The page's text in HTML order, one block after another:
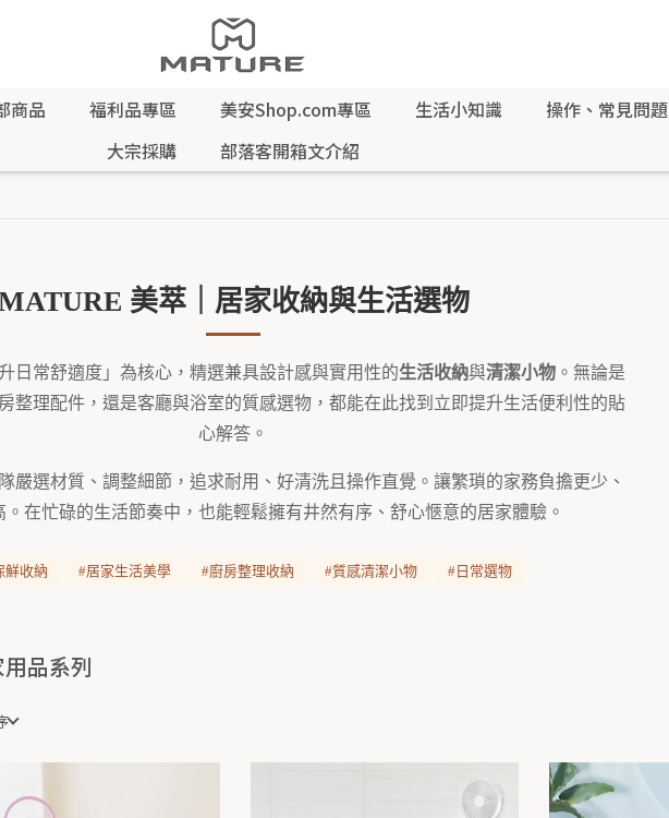
商品 福利品專區 美安Shop.com專區 生活小知識 操作、常見問題
大宗採購
部落客開箱文介紹
美萃｜居家收納與生活選物
日常舒適度」為核心，精選兼具設計感與實用性的生活收納與清潔小物 。無論是
房整理配件，還是客廳與浴室的質感選物，都能在此找到立即提升生活便利性的貼
心解答。
嚴選材質、調整細節，追求耐用、好清洗且操作直覺。讓繁瑣的家務負擔更少、
。在忙碌的生活節奏中，也能輕鬆擁有井然有序、舒心愜意的居家體驗。
鮮收納 #居家生活美學 #廚房整理收納 #質感清潔小物 #日常選物
品系列